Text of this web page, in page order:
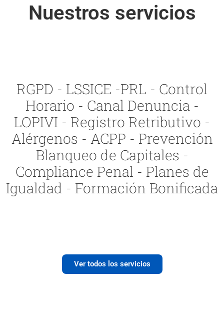
Nuestros servicios
RGPD - LSSICE -PRL - Control
Horario - Canal Denuncia -
LOPIVI - Registro Retributivo -
Alérgenos - ACPP - Prevención
Blanqueo de Capitales -
Compliance Penal - Planes de
Igualdad - Formación Bonificada
Ver todos los servicios